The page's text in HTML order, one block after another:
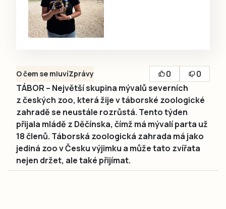
O čem se mluvíZprávy 0
0
TÁBOR – Největší skupina mývalů severních
z českých zoo, která žije v táborské zoologické
zahradě se neustále rozrůstá. Tento týden
přijala mládě z Děčínska, čímž má mývalí parta už
18 členů. Táborská zoologická zahrada má jako
jediná zoo v Česku výjimku a může tato zvířata
nejen držet, ale také přijímat.